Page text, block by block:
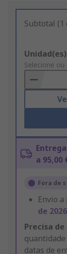
Subtotal (1
Add
to
Basket
Unidad(es)
Selecione
a 95,00
Fora de
Envio
de 2026
Precisa
datas de